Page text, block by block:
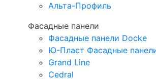
Альта-Профиль
Фасадные панели
Фасадные панели Docke
Ю-Пласт Фасадные
Grand Line
Cedral